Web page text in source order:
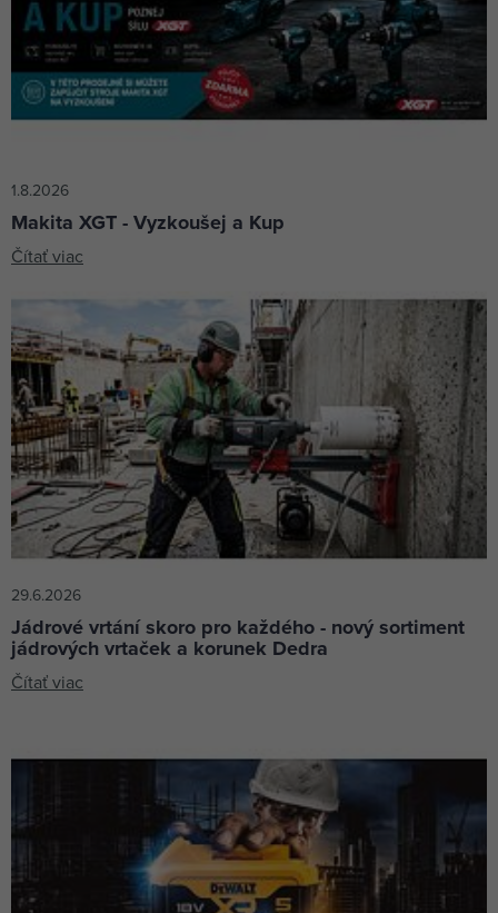
1.8.2026
Makita XGT - Vyzkoušej a Kup
Čítať viac
29.6.2026
Jádrové vrtání skoro pro každého - nový sortiment
jádrových vrtaček a korunek Dedra
Čítať viac